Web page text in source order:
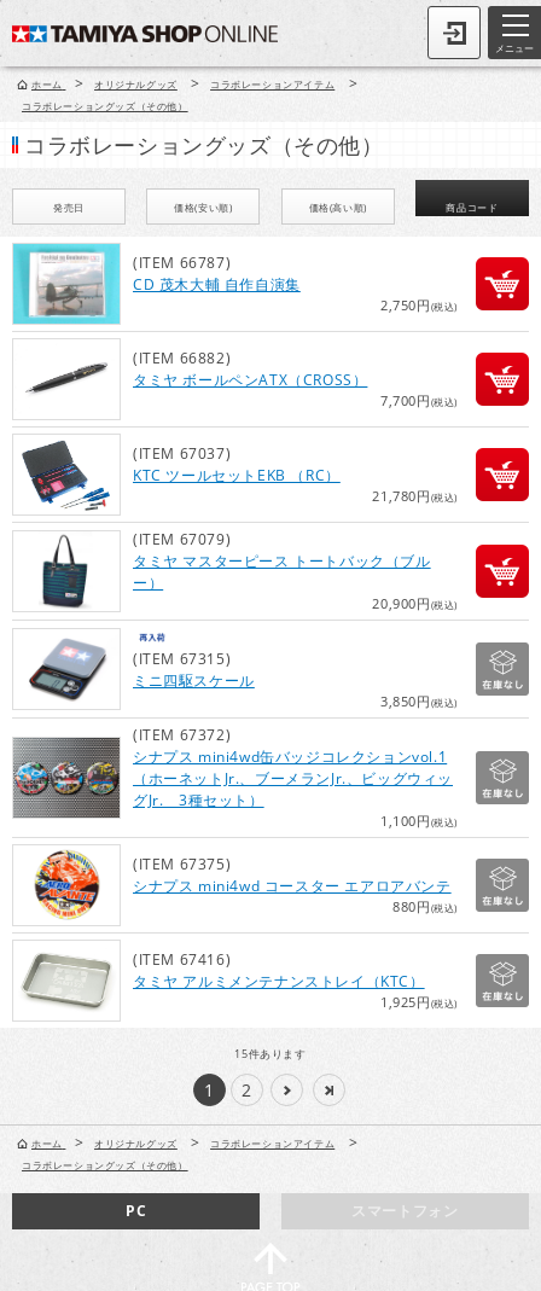
メニュー
ホーム > オリジナルグッズ > コラボレーションアイテム >
コラボレーショングッズ（その他）
コラボレーショングッズ（その他）
発売日 価格(安い順) 価格(高い順) 商品コード
(ITEM 66787)
CD 茂木大輔 自作自演集
2,750円(税込)
(ITEM 66882)
タミヤ ボールペンATX（CROSS）
7,700円(税込)
(ITEM 67037)
KTC ツールセットEKB （RC）
21,780円(税込)
(ITEM 67079)
タミヤ マスターピース トートバック（ブル
ー）
20,900円(税込)
(ITEM 67315)
ミニ四駆スケール
3,850円(税込)
(ITEM 67372)
シナプス mini4wd缶バッジコレクションvol.1
（ホーネットJr.、ブーメランJr.、ビッグウィッ
グJr. 3種セット）
1,100円(税込)
(ITEM 67375)
シナプス mini4wd コースター エアロアバンテ
880円(税込)
(ITEM 67416)
タミヤ アルミメンテナンストレイ（KTC）
1,925円(税込)
15件あります
1 2
ホーム > オリジナルグッズ > コラボレーションアイテム >
コラボレーショングッズ（その他）
スマートフォン
PC